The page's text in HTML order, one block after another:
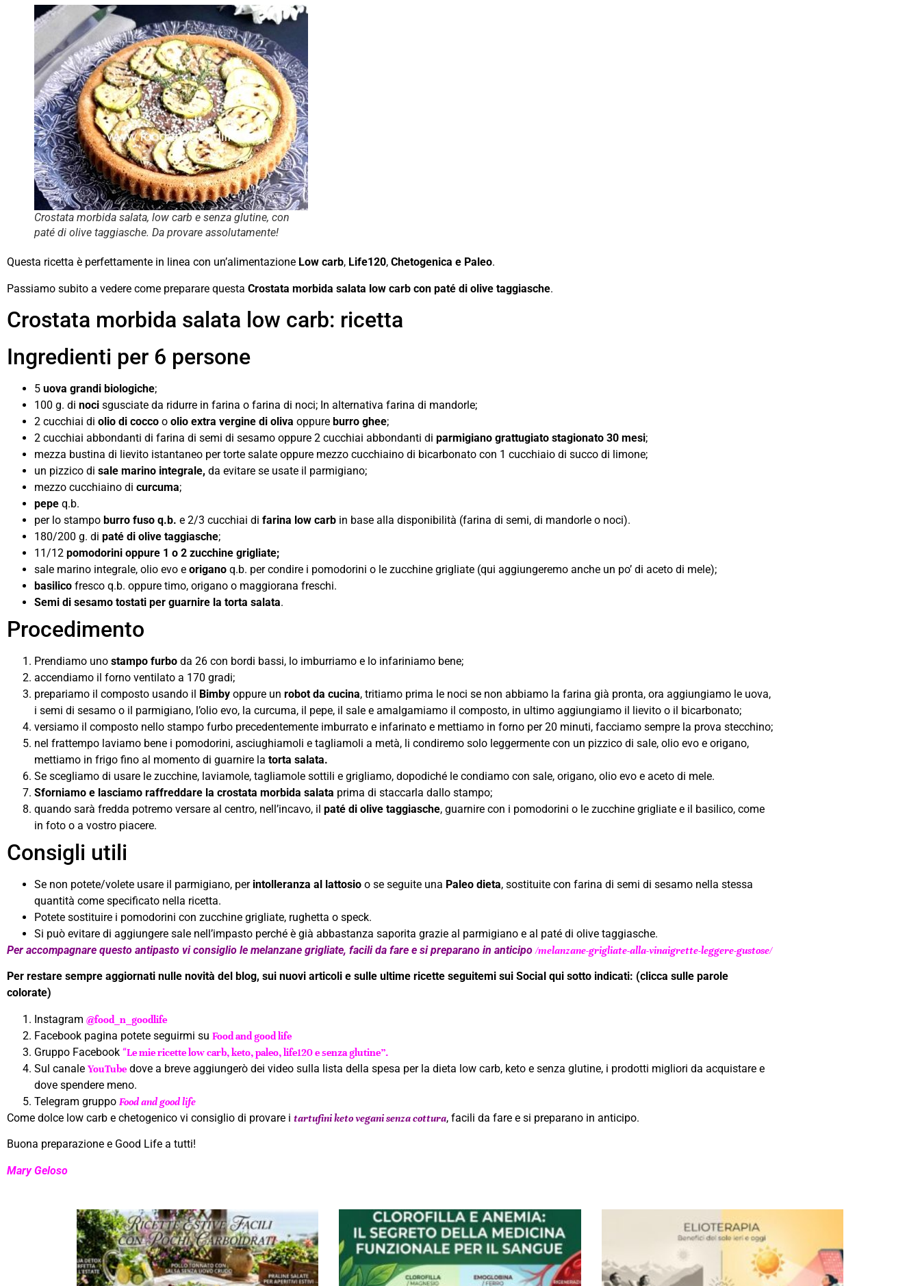
Crostata morbida salata, low carb e senza glutine, con
paté di olive taggiasche. Da provare assolutamente!
Questa ricetta è perfettamente in linea con un’alimentazione Low carb, Life120, Chetogenica e Paleo.
Passiamo subito a vedere come preparare questa Crostata morbida salata low carb con paté di olive taggiasche.
Crostata morbida salata low carb: ricetta
Ingredienti per 6 persone
5 uova grandi biologiche;
100 g. di noci sgusciate da ridurre in farina o farina di noci; In alternativa farina di mandorle;
2 cucchiai di olio di cocco o olio extra vergine di oliva oppure burro ghee;
2 cucchiai abbondanti di farina di semi di sesamo oppure 2 cucchiai abbondanti di parmigiano grattugiato stagionato 30 mesi;
mezza bustina di lievito istantaneo per torte salate oppure mezzo cucchiaino di bicarbonato con 1 cucchiaio di succo di limone;
un pizzico di sale marino integrale, da evitare se usate il parmigiano;
mezzo cucchiaino di curcuma;
pepe q.b.
per lo stampo burro fuso q.b. e 2/3 cucchiai di farina low carb in base alla disponibilità (farina di semi, di mandorle o noci).
180/200 g. di paté di olive taggiasche;
11/12 pomodorini oppure 1 o 2 zucchine grigliate;
sale marino integrale, olio evo e origano q.b. per condire i pomodorini o le zucchine grigliate (qui aggiungeremo anche un po’ di aceto di mele);
basilico fresco q.b. oppure timo, origano o maggiorana freschi.
Semi di sesamo tostati per guarnire la torta salata.
Procedimento
Prendiamo uno stampo furbo da 26 con bordi bassi, lo imburriamo e lo infariniamo bene;
accendiamo il forno ventilato a 170 gradi;
prepariamo il composto usando il Bimby oppure un robot da cucina, tritiamo prima le noci se non abbiamo la farina già pronta, ora aggiungiamo le uova,
i semi di sesamo o il parmigiano, l’olio evo, la curcuma, il pepe, il sale e amalgamiamo il composto, in ultimo aggiungiamo il lievito o il bicarbonato;
versiamo il composto nello stampo furbo precedentemente imburrato e infarinato e mettiamo in forno per 20 minuti, facciamo sempre la prova stecchino;
nel frattempo laviamo bene i pomodorini, asciughiamoli e tagliamoli a metà, li condiremo solo leggermente con un pizzico di sale, olio evo e origano,
mettiamo in frigo fino al momento di guarnire la torta salata.
Se scegliamo di usare le zucchine, laviamole, tagliamole sottili e grigliamo, dopodiché le condiamo con sale, origano, olio evo e aceto di mele.
Sforniamo e lasciamo raffreddare la crostata morbida salata prima di staccarla dallo stampo;
quando sarà fredda potremo versare al centro, nell’incavo, il paté di olive taggiasche, guarnire con i pomodorini o le zucchine grigliate e il basilico, come
in foto o a vostro piacere.
Consigli utili
Se non potete/volete usare il parmigiano, per intolleranza al lattosio o se seguite una Paleo dieta, sostituite con farina di semi di sesamo nella stessa
quantità come specificato nella ricetta.
Potete sostituire i pomodorini con zucchine grigliate, rughetta o speck.
Si può evitare di aggiungere sale nell’impasto perché è già abbastanza saporita grazie al parmigiano e al paté di olive taggiasche.
Per accompagnare questo antipasto vi consiglio le melanzane grigliate, facili da fare e si preparano in anticipo/melanzane-grigliate-alla-vinaigrette-leggere-gustose/
Per restare sempre aggiornati nulle novità del blog, sui nuovi articoli e sulle ultime ricette seguitemi sui Social qui sotto indicati: (clicca sulle parole
colorate)
Instagram @food_n_goodlife
Facebook pagina potete seguirmi su Food and good life
Gruppo Facebook “Le mie ricette low carb, keto, paleo, life120 e senza glutine”.
Sul canale YouTube dove a breve aggiungerò dei video sulla lista della spesa per la dieta low carb, keto e senza glutine, i prodotti migliori da acquistare e
dove spendere meno.
Telegram gruppo Food and good life
Come dolce low carb e chetogenico vi consiglio di provare i tartufini keto vegani senza cottura, facili da fare e si preparano in anticipo.
Buona preparazione e Good Life a tutti!
Mary Geloso